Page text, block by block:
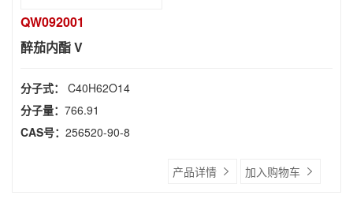
QW092001
醉茄内酯 V
分子式： C40H62O14
分子量： 766.91
CAS号： 256520-90-8
产品详情 加入购物车